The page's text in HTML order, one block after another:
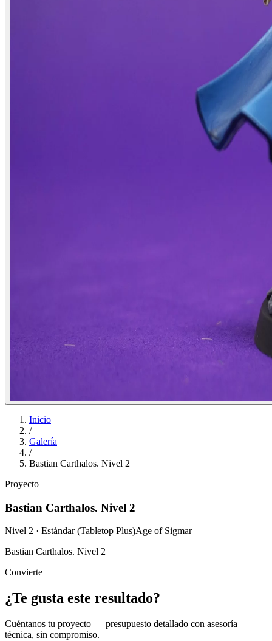
Inicio
/
Galería
/
Bastian Carthalos. Nivel 2
Proyecto
Bastian Carthalos. Nivel 2
Nivel 2 · Estándar (Tabletop Plus)Age of Sigmar
Bastian Carthalos. Nivel 2
Convierte
¿Te gusta este resultado?
Cuéntanos tu proyecto — presupuesto detallado con asesoría
técnica, sin compromiso.